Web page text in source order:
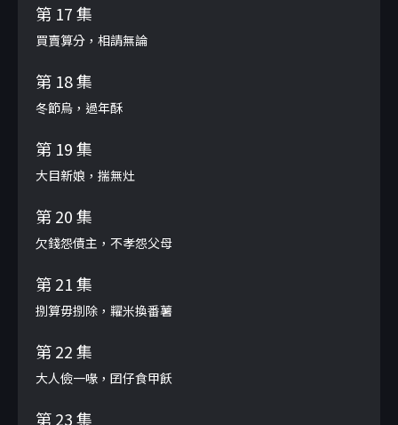
第 17 集
買賣算分，相請無論
第 18 集
冬節烏，過年酥
第 19 集
大目新娘，揣無灶
第 20 集
欠錢怨債主，不孝怨父母
第 21 集
捌算毋捌除，糶米換番薯
第 22 集
大人儉一喙，囝仔食甲飫
第 23 集